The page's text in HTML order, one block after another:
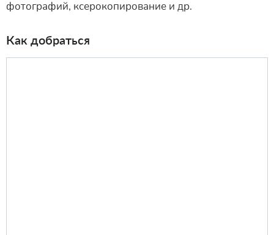
фотографий, ксерокопирование и др.
Как добраться